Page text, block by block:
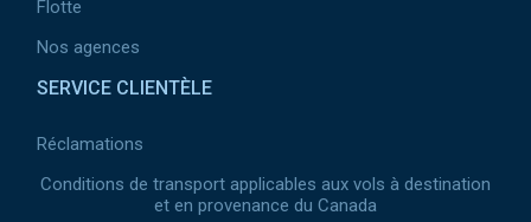
Flotte
Nos agences
SERVICE CLIENTÈLE
Réclamations
Conditions de transport applicables aux vols à destination
et en provenance du Canada